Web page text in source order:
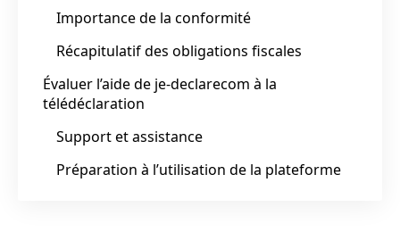
Importance de la conformité
Récapitulatif des obligations fiscales
Évaluer l’aide de je-declarecom à la
télédéclaration
Support et assistance
Préparation à l’utilisation de la plateforme